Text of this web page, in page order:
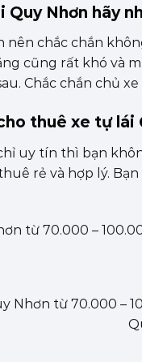
Nhơn hãy
nên chắc chắn
cũng rất khó và
Chắc chắn chủ
thuê xe tự lái
uy tín thì bạn
rẻ và hợp lý.
từ 70.000 –
Nhơn từ 70.000 –